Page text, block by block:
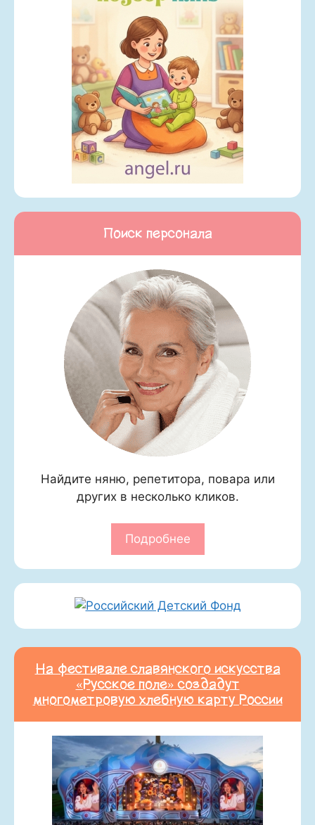
Поиск персонала
Найдите няню, репетитора, повара или
других в несколько кликов.
Подробнее
На фестивале славянского искусства
«Русское поле» создадут
многометровую хлебную карту России